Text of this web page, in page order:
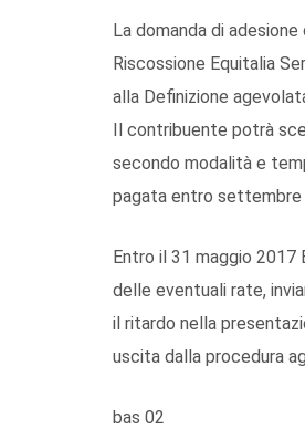
La domanda di
Riscossione Equitalia
alla Definizione
Il contribuente potrà
secondo modalità e
pagata entro settembre
Entro il 31 maggio 2017
delle eventuali rate,
il ritardo nella
uscita dalla procedura
bas 02